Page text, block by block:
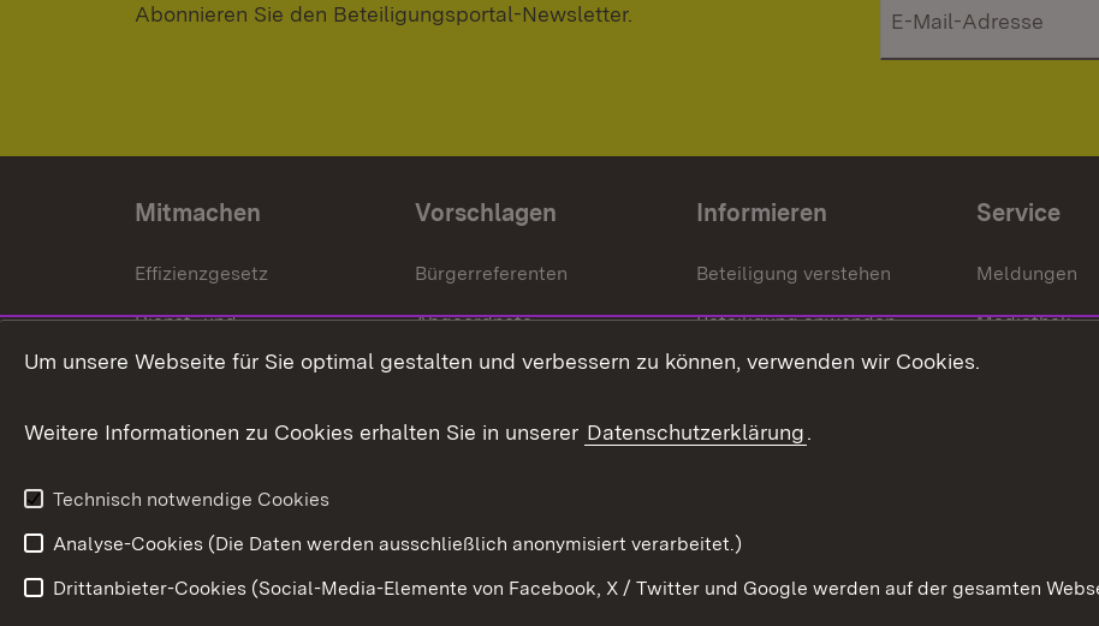
Abonnieren Sie den Beteiligungsportal-Newsletter.
Mitmachen
Effizienzgesetz
Dienst- und
Versorgungsbezüge
Weitere
Vorschlagen
Bürgerreferenten
Abgeordnete
Bürgerbeauftragte
Informieren
Beteiligung verstehen
Beteiligung anwenden
Beteiligung stärken
Service
Meldungen
Mediathek
Publikationen
Um unsere Webseite für Sie optimal gestalten und verbessern zu können, verwenden wir Cookies.
Weitere Informationen zu Cookies erhalten Sie in unserer Datenschutzerklärung.
Technisch notwendige Cookies
Analyse-Cookies (Die Daten werden ausschließlich anonymisiert verarbeitet.)
Drittanbieter-Cookies (Social-Media-Elemente von Facebook, X / Twitter und Google werden auf der gesamten